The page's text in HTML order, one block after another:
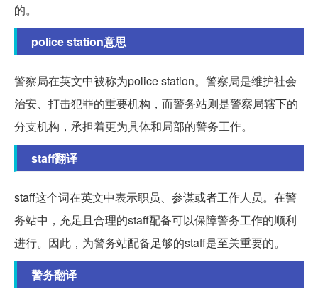
的。
police station意思
警察局在英文中被称为police station。警察局是维护社会
治安、打击犯罪的重要机构，而警务站则是警察局辖下的
分支机构，承担着更为具体和局部的警务工作。
staff翻译
staff这个词在英文中表示职员、参谋或者工作人员。在警
务站中，充足且合理的staff配备可以保障警务工作的顺利
进行。因此，为警务站配备足够的staff是至关重要的。
警务翻译